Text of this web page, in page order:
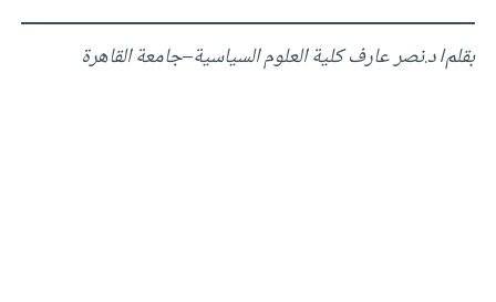
بقلم/د.نصر عارف كلية العلوم السياسية–جامعة القاهرة